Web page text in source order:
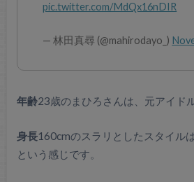
pic.twitter.com/MdQx16nDIR
— 林田真尋 (@mahirodayo_)
年齢23歳のまひろさんは、元アイドル
身長160cmのスラリとしたスタイル
という感じです。